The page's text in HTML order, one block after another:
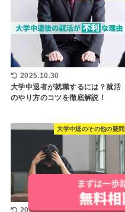
2025.10.30
大学中退者が就職するには？就活
のやり方のコツを徹底解説！
大学中退のその他の疑問
2025.10.16